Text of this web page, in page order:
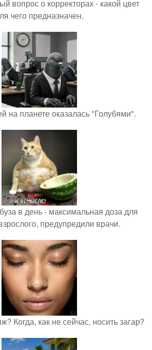
вопрос о корректорах - какой цвет
чего предназначен.
на планете оказалась "Голубями".
в день - максимальная доза для
предупредили врачи.
Когда, как не сейчас, носить загар?